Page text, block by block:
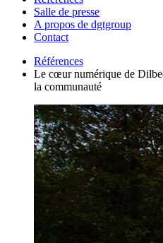
Salle de presse
A propos de dgtgroup
Contact
Références
Le cœur numérique de
la communauté